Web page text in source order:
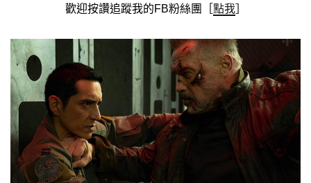
歡迎按讚追蹤我的FB粉絲團［ 點我］